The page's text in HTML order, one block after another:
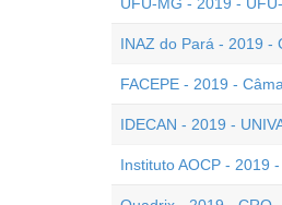
INAZ do Pará - 2019 -
FACEPE - 2019 -
IDECAN - 2019 -
Instituto AOCP - 2019